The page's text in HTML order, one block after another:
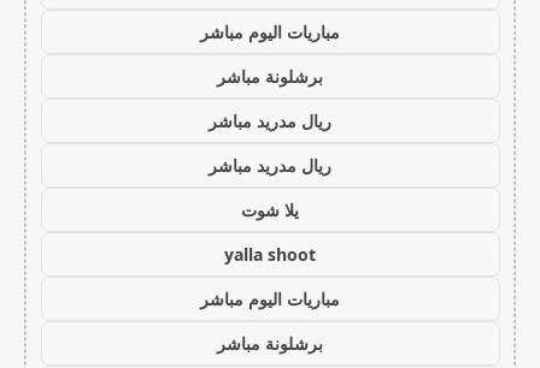
مباريات اليوم مباشر
برشلونة مباشر
ريال مدريد مباشر
ريال مدريد مباشر
يلا شوت
yalla shoot
مباريات اليوم مباشر
برشلونة مباشر